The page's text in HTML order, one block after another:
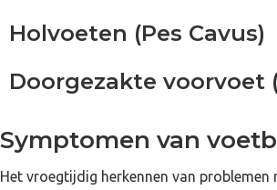
Holvoeten (Pes Cavus)
Doorgezakte voorvoet
Symptomen van
Het vroegtijdig herkennen van